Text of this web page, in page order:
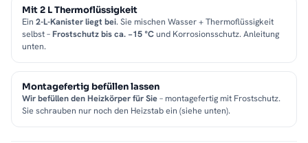
Mit 2 L Thermoflüssigkeit
Ein 2-L-Kanister liegt bei. Sie mischen Wasser + Thermoflüssigkeit
selbst –Frostschutz bis ca. −15 °Cund Korrosionsschutz. Anleitung
unten.
Montagefertig befüllen lassen
Wir befüllen den Heizkörper für Sie– montagefertig mit Frostschutz.
Sie schrauben nur noch den Heizstab ein (siehe unten).